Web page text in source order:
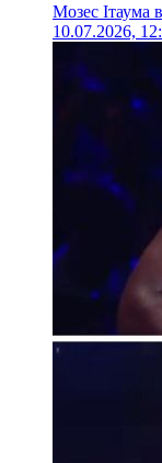
Мозес Ітаума
10.07.2026,